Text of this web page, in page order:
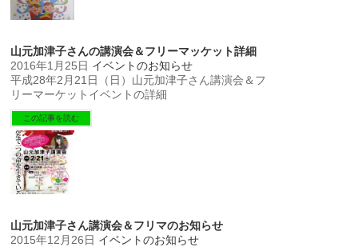
山元加津子さんの講演会＆フリーマッケット詳細
2016年1月25日 イベントのお知らせ
平成28年2月21日（日）山元加津子さん講演会＆フ
リーマーケットイベントの詳細
この記事を読む
山元加津子さん講演会＆フリマのお知らせ
2015年12月26日 イベントのお知らせ